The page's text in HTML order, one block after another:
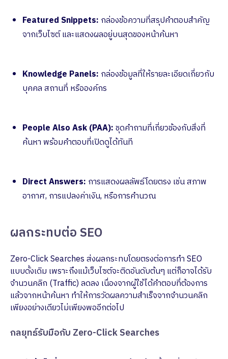
Featured Snippets: กล่องข้อความที่สรุปคำตอบสำคัญ
จากเว็บไซต์ และแสดงผลอยู่บนสุดของหน้าค้นหา
Knowledge Panels: กล่องข้อมูลที่ให้รายละเอียดเกี่ยวกับ
บุคคล สถานที่ หรือองค์กร
People Also Ask (PAA):ชุดคำถามที่เกี่ยวข้องกับสิ่งที่
ค้นหา พร้อมคำตอบที่เปิดดูได้ทันที
Direct Answers: การแสดงผลลัพธ์โดยตรง เช่น สภาพ
อากาศ, การแปลงค่าเงิน, หรือการคำนวณ
ผลกระทบต่อ SEO
Zero-Click Searches ส่งผลกระทบโดยตรงต่อการทำ SEO
แบบดั้งเดิม เพราะถึงแม้เว็บไซต์จะติดอันดับต้นๆ แต่ก็อาจได้รับ
จำนวนคลิก (Traffic) ลดลง เนื่องจากผู้ใช้ได้คำตอบที่ต้องการ
แล้วจากหน้าค้นหา ทำให้การวัดผลความสำเร็จจากจำนวนคลิก
เพียงอย่างเดียวไม่เพียงพออีกต่อไป
กลยุทธ์รับมือกับ Zero-Click Searches